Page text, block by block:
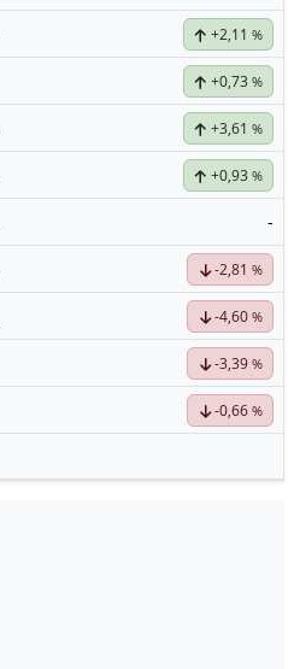
+2,11 %
+0,73 %
+3,61 %
+0,93 %
-
-2,81 %
-4,60 %
-3,39 %
-0,66 %